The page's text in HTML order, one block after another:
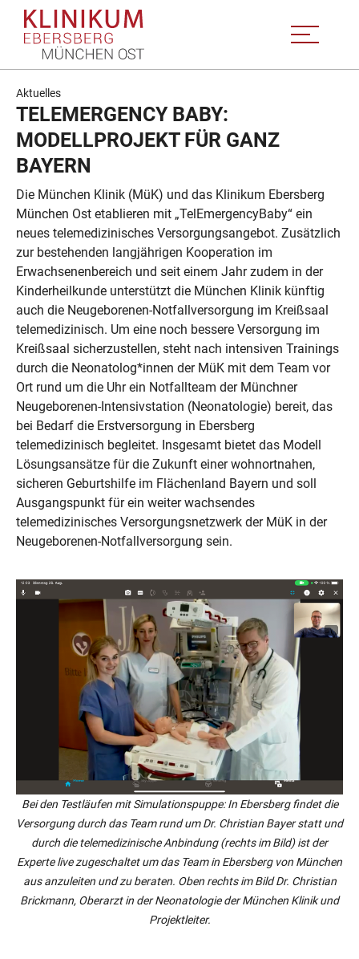
Aktuelles
TELEMERGENCY BABY:
MODELLPROJEKT FÜR GANZ
BAYERN
Die München Klinik (MüK) und das Klinikum Ebersberg
München Ost etablieren mit „TelEmergencyBaby“ ein
neues telemedizinisches Versorgungsangebot. Zusätzlich
zur bestehenden langjährigen Kooperation im
Erwachsenenbereich und seit einem Jahr zudem in der
Kinderheilkunde unterstützt die München Klinik künftig
auch die Neugeborenen-Notfallversorgung im Kreißsaal
telemedizinisch. Um eine noch bessere Versorgung im
Kreißsaal sicherzustellen, steht nach intensiven Trainings
durch die Neonatolog*innen der MüK mit dem Team vor
Ort rund um die Uhr ein Notfallteam der Münchner
Neugeborenen-Intensivstation (Neonatologie) bereit, das
bei Bedarf die Erstversorgung in Ebersberg
telemedizinisch begleitet. Insgesamt bietet das Modell
Lösungsansätze für die Zukunft einer wohnortnahen,
sicheren Geburtshilfe im Flächenland Bayern und soll
Ausgangspunkt für ein weiter wachsendes
telemedizinisches Versorgungsnetzwerk der MüK in der
Neugeborenen-Notfallversorgung sein.
Bei den Testläufen mit Simulationspuppe: In Ebersberg findet die
Versorgung durch das Team rund um Dr. Christian Bayer statt und
durch die telemedizinische Anbindung (rechts im Bild) ist der
Experte live zugeschaltet um das Team in Ebersberg von München
aus anzuleiten und zu beraten. Oben rechts im Bild Dr. Christian
Brickmann, Oberarzt in der Neonatologie der München Klinik und
Projektleiter.